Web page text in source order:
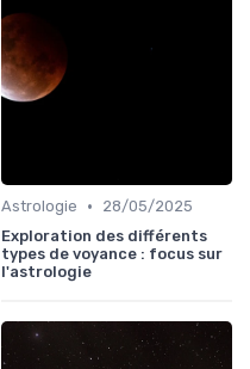
Astrologie •
28/05/2025
Exploration des différents
types de voyance : focus sur
l'astrologie